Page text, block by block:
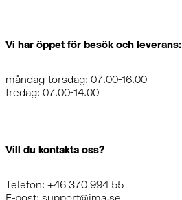
Vi har öppet för besök och leverans:
måndag-torsdag: 07.00-16.00
fredag: 07.00-14.00
Vill du kontakta oss?
Telefon: +46 370 994 55